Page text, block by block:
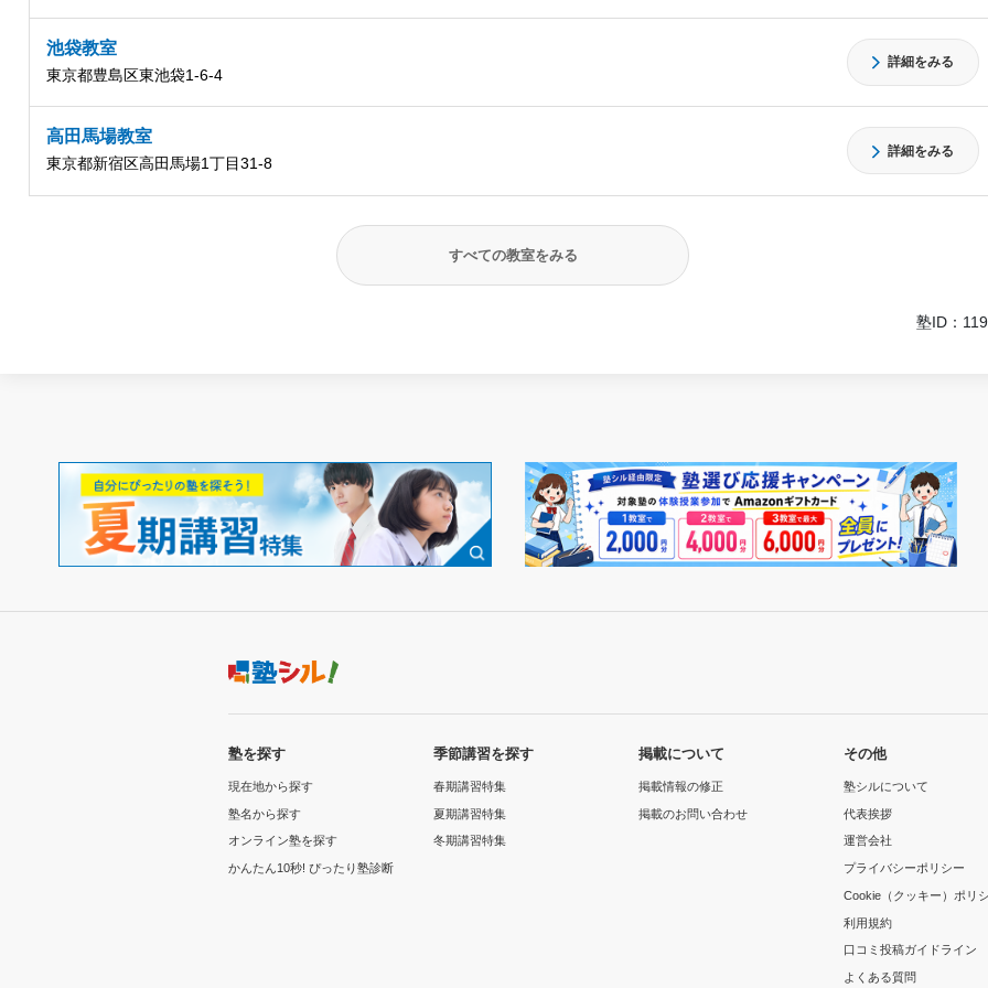
池袋教室
東京都豊島区東池袋1-6-4
詳細をみる
高田馬場教室
東京都新宿区高田馬場1丁目31-8
詳細をみる
すべての教室をみる
塾ID：
塾を探す
現在地から探す
塾名から探す
オンライン塾を探す
かんたん10秒! ぴったり塾診断
季節講習を探す
春期講習特集
夏期講習特集
冬期講習特集
掲載について
掲載情報の修正
掲載のお問い合わせ
その他
塾シルについて
代表挨拶
運営会社
プライバシーポリシー
Cookie（クッキー）ポリ
利用規約
口コミ投稿ガイドライン
よくある質問